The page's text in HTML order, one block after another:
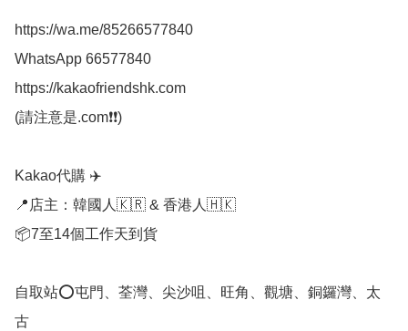
https://wa.me/85266577840
WhatsApp 66577840
https://kakaofriendshk.com
(請注意是.com❗❗)
Kakao代購 ✈️
📍店主：韓國人🇰🇷 & 香港人🇭🇰
📦7至14個工作天到貨
自取站⭕屯門、荃灣、尖沙咀、旺角、觀塘、銅鑼灣、太
古